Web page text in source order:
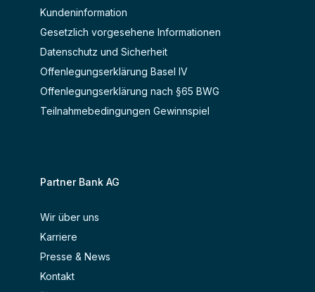
Kundeninformation
Gesetzlich vorgesehene Informationen
Datenschutz und Sicherheit
Offenlegungserklärung Basel IV
Offenlegungserklärung nach §65 BWG
Teilnahmebedingungen Gewinnspiel
Partner Bank AG
Wir über uns
Karriere
Presse & News
Kontakt